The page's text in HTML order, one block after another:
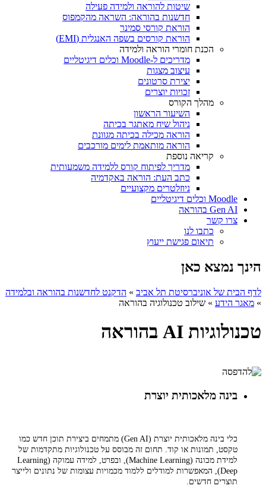
שיטות להוראה ולמידה פעילה
חדשנות בהוראה: השראה מהקמפוס
הוראת קורסי סמינר
הוראת קורסים בשפה האנגלית (EMI)
הכנת חומרי הוראה ולמידה
מדריכים ל-Moodle וכלים דיגיטליים
עיצוב מצגות
יצירת סרטונים
זכויות יוצרים
מהלך הקורס
השיעור הראשון
ניהול שיח מאתגר בכיתה
הוראה מכילה בכיתה מגוונת
הוראה מותאמת לימים מורכבים
קריאה נוספת
מדריך לפיתוח קורס ללמידה משמעותית
כתב העת: הוראה באקדמיה
ניוזלטרים מקצועיים
Moodle וכלים דיגיטליים
Gen AI בהוראה
צרו קשר
כתבו לנו
תיאום פגישת ייעוץ
הינך נמצא כאן
לדף הבית של אוניברסיטת תל אביב » הדקנט לחדשנות בהוראה ובלמידה
» מאגר הידע » שילוב טכנולוגיה בהוראה
טכנולוגיות AI בהוראה
בינה מלאכותית יוצרת
כלי בינה מלאכותית יוצרת (Gen AI) מתמחים ביצירת תוכן חדש כמו
טקסט, תמונות או קוד. תחום זה מבוסס על טכנולוגיות מתקדמות של
למידת מכונה (Machine Learning), ובפרט, למידה עמוקה (Learning
Deep), המאפשרות למודלים ללמוד מכמויות עצומות של נתונים ולייצר
תוצרים חדשים.